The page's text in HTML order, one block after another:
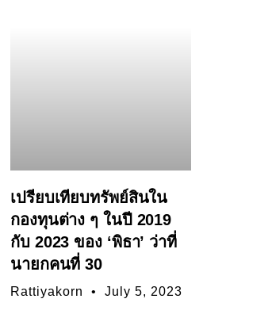
เปรียบเทียบทรัพย์สินใน
กองทุนต่าง ๆ ในปี 2019
กับ 2023 ของ ‘พิธา’ ว่าที่
นายกคนที่ 30
Rattiyakorn July 5, 2023